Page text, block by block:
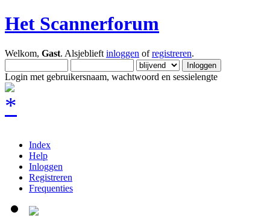
Het Scannerforum
Welkom, Gast. Alsjeblieft inloggen ofregistreren.
Login met gebruikersnaam, wachtwoord en sessielengte
Index
Help
Inloggen
Registreren
Frequenties